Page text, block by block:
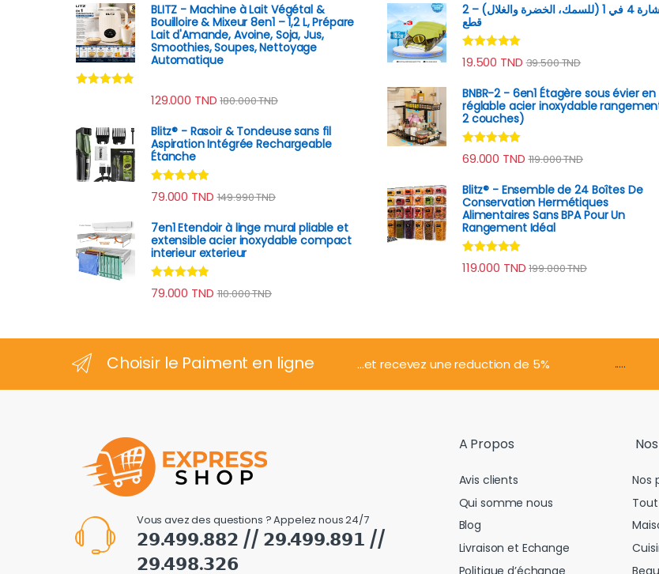
BLITZ - Machine à Lait Végétal &
Bouilloire & Mixeur 8en1 – 1,2 L, Prépare
Lait d'Amande, Avoine, Soja, Jus,
Smoothies, Soupes, Nettoyage
Automatique
129.000 TND 180.000TND
Blitz® - Rasoir & Tondeuse sans fil
Aspiration Intégrée Rechargeable
Étanche
Note4.75
sur 5
79.000 TND 149.990TND
7en1 Etendoir à linge mural pliable et
extensible acier inoxydable compact
interieur exterieur
Note4.70
sur 5
79.000 TND 110.000TND
قشارة 4 في 1 (للسمك، الخضرة والغلال) – 2
قطع
Note4.89
sur 5
19.500 TND 39.500TND
BNBR-2 - 6en1 Étagère sous évier en
réglable acier inoxydable
2 couches)
Note4.79
sur 5
69.000 TND 119.000TND
Blitz® - Ensemble de 24 Boîtes De
Conservation Hermétiques
Alimentaires Sans BPA Pour Un
Rangement Idéal
Note4.74
sur 5
119.000 TND 199.000TND
Choisir le Paiment en ligne ...et recevez une reduction de 5% .....
Vous avez des questions ? Appelez nous 24/7
𝟮𝟵.𝟰𝟵𝟵.𝟴𝟴𝟮 // 𝟮𝟵.𝟰𝟵𝟵.𝟴𝟵𝟭 //
𝟮𝟵.𝟰𝟵𝟴.𝟯𝟮𝟲
A Propos
Avis clients
Qui somme nous
Blog
Livraison et Echange
Politique d’échange
Nos
Tout